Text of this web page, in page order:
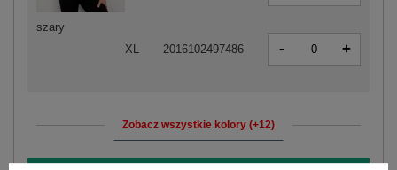
szary
XL 2016102497486 - +
Zobacz wszystkie kolory (+12)